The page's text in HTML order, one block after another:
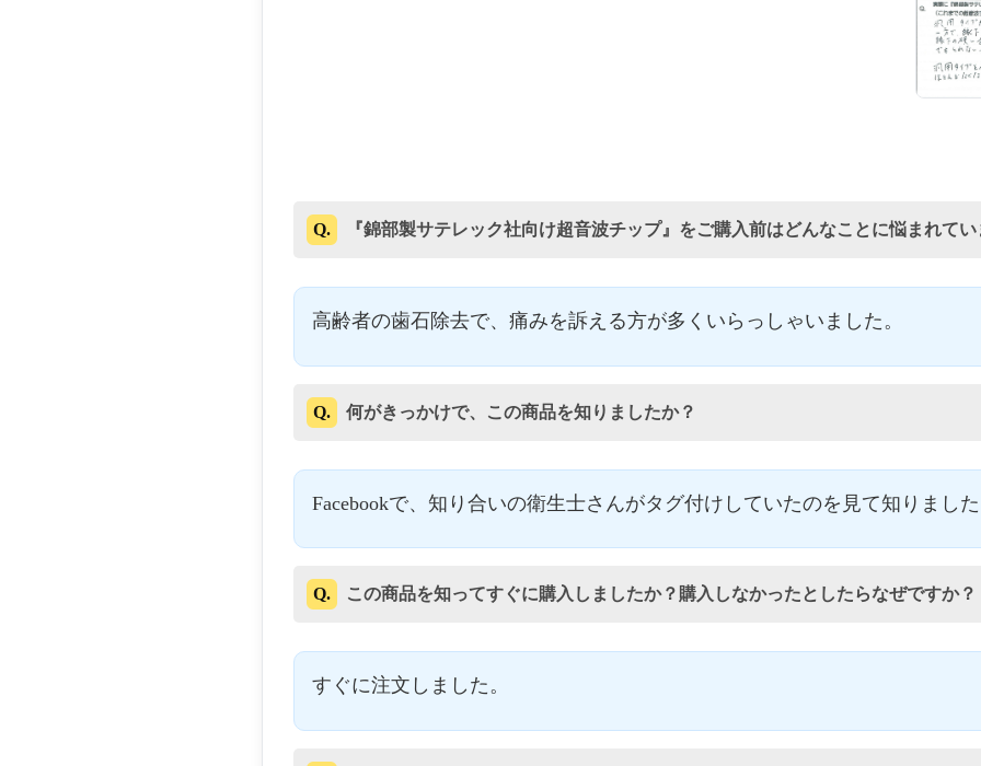
Q. 『錦部製サテレック社向け超音波チップ』をご購入前はどんなことに悩まれて
高齢者の歯石除去で、痛みを訴える方が多くいらっしゃいました。
Q. 何がきっかけで、この商品を知りましたか？
Facebookで、知り合いの衛生士さんがタグ付けしていたのを見て知りまし
Q. この商品を知ってすぐに購入しましたか？購入しなかったとしたらなぜですか？
すぐに注文しました。